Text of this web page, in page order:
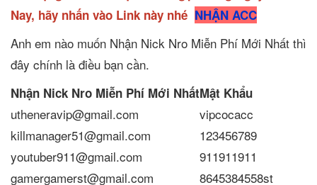
Nay, hãy nhấn vào Link này nhé NHẬN ACC
Anh em nào muốn Nhận Nick Nro Miễn Phí Mới Nhất thì
đây chính là điều bạn cần.
Nhận Nick Nro Miễn Phí Mới NhấtMật Khẩu
utheneravip@gmail.com
vipcocacc
killmanager51@gmail.com
123456789
youtuber911@gmail.com
911911911
gamergamerst@gmail.com
8645384558st